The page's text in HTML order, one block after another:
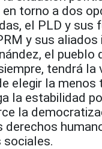
torno a dos
el PLD y sus
y sus aliados
el pueblo
tendrá la
elegir la menos
la estabilidad
la
derechos
sociales.